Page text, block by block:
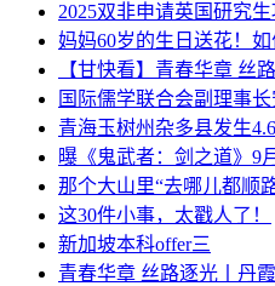
2025双非申请英国研究
妈妈60岁的生日送花！
【甘快看】青春华章 丝
国际儒学联合会副理事
青海玉树州杂多县发生
曝《鬼武者：剑之道》9
那个大山里“去哪儿都顺
这30件小事，太戳人了！
新加坡本科offer三
青春华章 丝路逐光丨丹